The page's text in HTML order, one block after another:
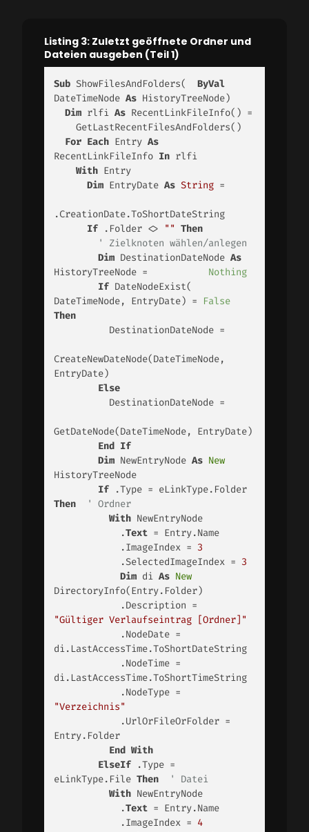
Listing 3: Zuletzt geöffnete Ordner und
Dateien ausgeben (Teil 1)
Sub ShowFilesAndFolders( ByVal
DateTimeNode As HistoryTreeNode)
Dim rlfi As RecentLinkFileInfo() =
For Each Entry As
RecentLinkFileInfo In rlfi
With Entry
Dim EntryDate As String =
.CreationDate.ToShortDateString
If .Folder <> "" Then
' Zielknoten wählen/anlegen
Dim DestinationDateNode As
HistoryTreeNode = Nothing
If DateNodeExist(
DateTimeNode, EntryDate) = False
Then
CreateNewDateNode(DateTimeNode,
EntryDate)
Else
GetDateNode(DateTimeNode, EntryDate)
End If
Dim NewEntryNode As New
HistoryTreeNode
If
Then
' Ordner
With NewEntryNode
            .
Text = Entry.Name
            .ImageIndex =
3
            .SelectedImageIndex =
3
Dim di As New
DirectoryInfo(Entry.Folder)
"Gültiger Verlaufseintrag [Ordner]"
di.LastAccessTime.ToShortDateString
di.LastAccessTime.ToShortTimeString
"Verzeichnis"
Entry.Folder
End With
ElseIf .Type =
eLinkType.File Then
' Datei
With NewEntryNode
            .
Text = Entry.Name
            .ImageIndex =
4